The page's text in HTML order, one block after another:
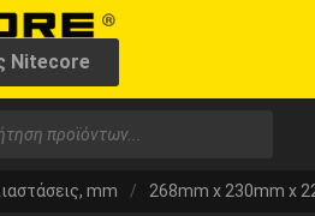
Nitecore
mm / 268mm x 230mm x